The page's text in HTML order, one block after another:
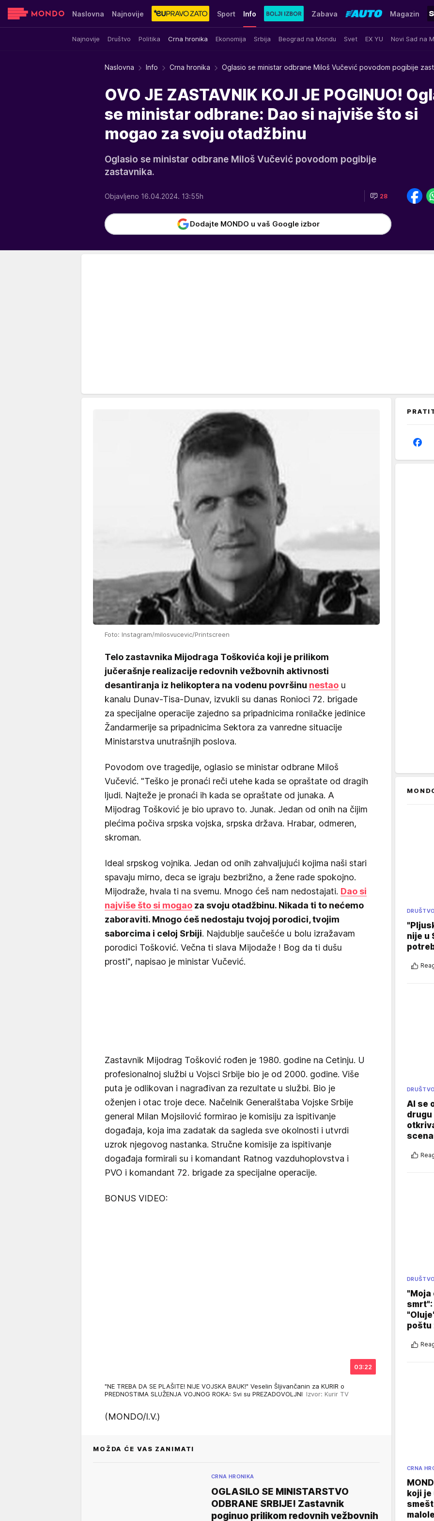
Naslovna Najnovije Sport Info
Najnovije Društvo Politika Crna hronika Ekonomija Srbija Beograd na Mondu Svet EX YU Novi Sad na
Zabava Magazin
Sensa Stvar ukusa Yumama
Naslovna Info Crna hronika Oglasio se ministar odbrane Miloš Vučević povodom pogibije
OVO JE ZASTAVNIK KOJI JE POGINUO!
se ministar odbrane: Dao si najviše što si
mogao za svoju otadžbinu
Oglasio se ministar odbrane Miloš Vučević povodom pogibije
zastavnika.
Objavljeno 16.04.2024. 13:55h 28
Dodajte MONDO u vaš Google izbor
Foto: Instagram/milosvucevic/Printscreen
Telo zastavnika Mijodraga Toškovića koji je prilikom
jučerašnje realizacije redovnih vežbovnih aktivnosti
desantiranja iz helikoptera na vodenu površinu nestao u
kanalu Dunav-Tisa-Dunav, izvukli su danas Ronioci 72. brigade
za specijalne operacije zajedno sa pripadnicima ronilačke jedinice
Žandarmerije sa pripadnicima Sektora za vanredne situacije
Ministarstva unutrašnjih poslova.
Povodom ove tragedije, oglasio se ministar odbrane Miloš
Vučević. "Teško je pronaći reči utehe kada se opraštate od dragih
ljudi. Najteže je pronaći ih kada se opraštate od junaka. A
Mijodrag Tošković je bio upravo to. Junak. Jedan od onih na čijim
plećima počiva srpska vojska, srpska država. Hrabar, odmeren,
skroman.
Ideal srpskog vojnika. Jedan od onih zahvaljujući kojima naši stari
spavaju mirno, deca se igraju bezbrižno, a žene rade spokojno.
Mijodraže, hvala ti na svemu. Mnogo ćeš nam nedostajati. Dao si
najviše što si mogao za svoju otadžbinu. Nikada ti to nećemo
zaboraviti. Mnogo ćeš nedostaju tvojoj porodici, tvojim
saborcima i celoj Srbiji. Najdublje saučešće u bolu izražavam
porodici Tošković. Večna ti slava Mijodaže ! Bog da ti dušu
prosti", napisao je ministar Vučević.
Zastavnik Mijodrag Tošković rođen je 1980. godine na Cetinju. U
profesionalnoj službi u Vojsci Srbije bio je od 2000. godine. Više
puta je odlikovan i nagrađivan za rezultate u službi. Bio je
oženjen i otac troje dece. Načelnik Generalštaba Vojske Srbije
general Milan Mojsilović formirao je komisiju za ispitivanje
događaja, koja ima zadatak da sagleda sve okolnosti i utvrdi
uzrok njegovog nastanka. Stručne komisije za ispitivanje
događaja formirali su i komandant Ratnog vazduhoplovstva i
PVO i komandant 72. brigade za specijalne operacije.
BONUS VIDEO:
03:22
"NE TREBA DA SE PLAŠITE! NIJE VOJSKA BAUK!" Veselin Šljivančanin za KURIR o
PREDNOSTIMA SLUŽENJA VOJNOG ROKA: Svi su PREZADOVOLJNI Izvor: Kurir TV
(MONDO/I.V.)
MOŽDA ĆE VAS ZANIMATI
CRNA HRONIKA
OGLASILO SE MINISTARSTVO
ODBRANE SRBIJE! Zastavnik
poginuo prilikom redovnih vežbovnih
DRUŠTVO
nije u
DRUŠTVO
AI se
DRUŠTVO
"Moja
poštu
CRNA
koji